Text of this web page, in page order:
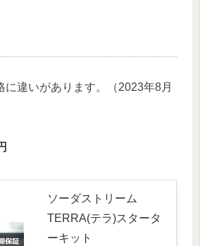
に違いがあります。（2023年8月
ソーダストリーム
TERRA(テラ)スタータ
ーキット